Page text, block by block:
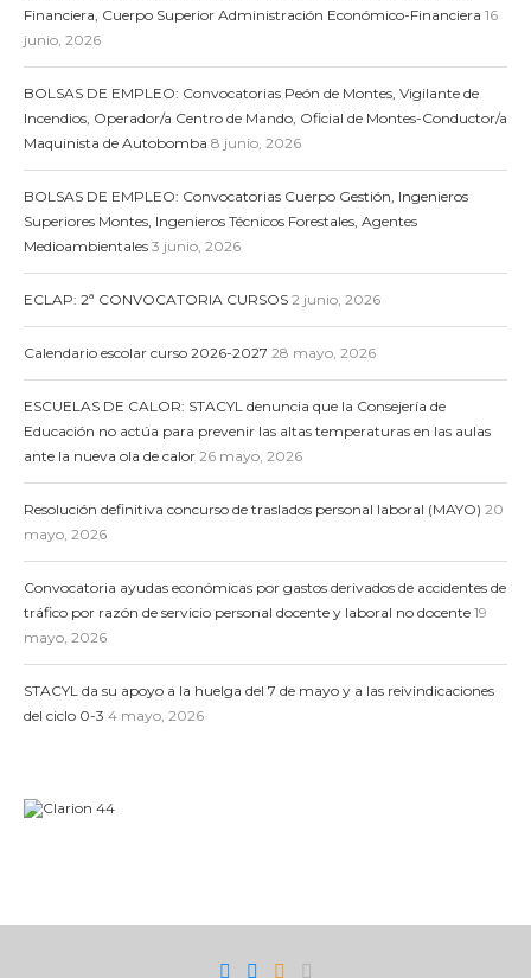
Financiera, Cuerpo Superior Administración Económico-Financiera 16
junio, 2026
BOLSAS DE EMPLEO: Convocatorias Peón de Montes, Vigilante de
Incendios, Operador/a Centro de Mando, Oficial de Montes-Conductor/a
Maquinista de Autobomba 8 junio, 2026
BOLSAS DE EMPLEO: Convocatorias Cuerpo Gestión, Ingenieros
Superiores Montes, Ingenieros Técnicos Forestales, Agentes
Medioambientales 3 junio, 2026
ECLAP: 2ª CONVOCATORIA CURSOS 2 junio, 2026
Calendario escolar curso 2026-2027 28 mayo, 2026
ESCUELAS DE CALOR: STACYL denuncia que la Consejería de
Educación no actúa para prevenir las altas temperaturas en las aulas
ante la nueva ola de calor 26 mayo, 2026
Resolución definitiva concurso de traslados personal laboral (MAYO) 20
mayo, 2026
Convocatoria ayudas económicas por gastos derivados de accidentes de
tráfico por razón de servicio personal docente y laboral no docente 19
mayo, 2026
STACYL da su apoyo a la huelga del 7 de mayo y a las reivindicaciones
del ciclo 0-3 4 mayo, 2026